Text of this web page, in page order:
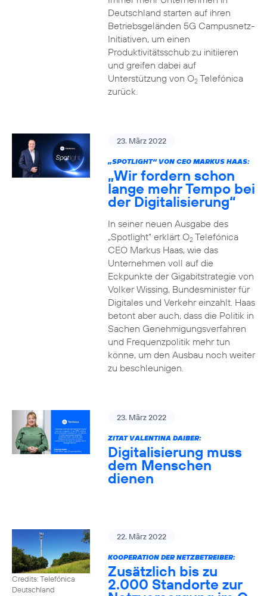
Deutschland starten auf ihren
Betriebsgeländen 5G Campusnetz-
Initiativen, um einen
Produktivitätsschub zu initiieren
und greifen dabei auf
Unterstützung von O2Telefónica
zurück.
23. März 2022
„SPOTLIGHT“ VON CEO MARKUS HAAS:
„Wir fordern schon
lange mehr Tempo bei
der Digitalisierung“
In seiner neuen Ausgabe des
„Spotlight“ erklärt O2Telefónica
CEO Markus Haas, wie das
Unternehmen voll auf die
Eckpunkte der Gigabitstrategie von
Volker Wissing, Bundesminister für
Digitales und Verkehr einzahlt. Haas
betont aber auch, dass die Politik in
Sachen Genehmigungsverfahren
und Frequenzpolitik mehr tun
könne, um den Ausbau noch weiter
zu beschleunigen.
23. März 2022
ZITAT VALENTINA DAIBER:
Digitalisierung muss
dem Menschen
dienen
Credits: Telefónica
Deutschland
22. März 2022
KOOPERATION DER NETZBETREIBER:
Zusätzlich bis zu
2.000 Standorte zur